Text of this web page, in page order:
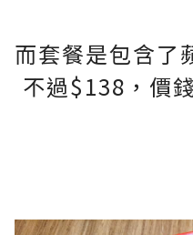
而套餐是包含了
不過$138，價